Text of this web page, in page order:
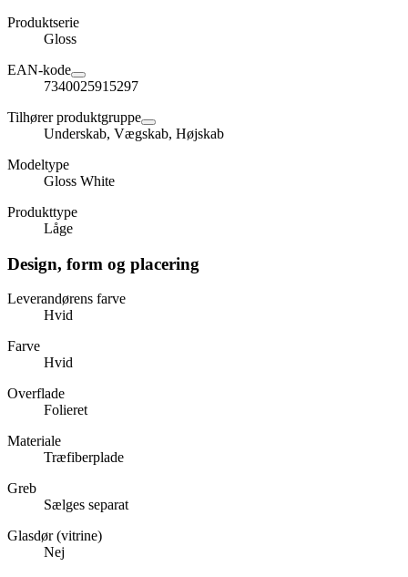
Produktserie
Gloss
EAN-kode
7340025915297
Tilhører produktgruppe
Underskab, Vægskab, Højskab
Modeltype
Gloss White
Produkttype
Låge
Design, form og placering
Leverandørens farve
Hvid
Farve
Hvid
Overflade
Folieret
Materiale
Træfiberplade
Greb
Sælges separat
Glasdør (vitrine)
Nej